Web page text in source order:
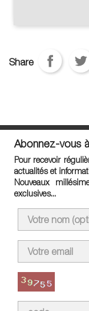
Share
Abonnez-vous
Pour recevoir
actualités et
Nouveaux
exclusives...